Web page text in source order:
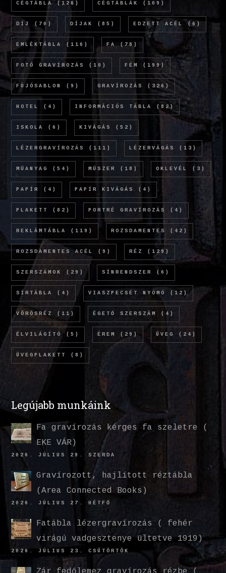
CÉGTÁBLA (126) CÉGTÁBLÁK (109)
DÍJ (70) DÍJAK (85) EDZETT ACÉL (6)
EMLÉKTÁBLA (116) FA (78)
FOTÓ GRAVÍROZÁS (10) FÉM (199)
FÚJÓSABLON (9) GRAVÍROZÁS (326)
HOTEL (4) INFORMÁCIÓS TÁBLA (82)
ISKOLA (6) KIVÁGÁS (52)
LÉZERGRAVÍROZÁS (111) LÉZERVÁGÁS (13)
MŰANYAG (54) MŰSZER (18) OKLEVÉL (3)
PAPÍR (4) PAPÍR KIVÁGÁS (4)
PLAKETT (82) PORTRÉ GRAVÍROZÁS (4)
REKLÁMTÁBLA (119) ROZSDAMENTES (42)
ROZSDAMENTES ACÉL (9) RÉZ (129)
SZERSZÁMOK (29) SÍNRENDSZER (6)
SÍRTÁBLA (4) VIASZPECSÉT NYOMÓ (12)
VÖRÖSRÉZ (11) ÉGETŐ SZERSZÁM (4)
ÉLVILÁGÍTÓ (5) ÉREM (29) ÜVEG (24)
ÜVEGPLAKETT (8)
Legújabb munkáink
Fa gravírozás kérges fa szeletre (
EKE VÁR)
2026. JÚLIUS 29. SZERDA
Gravírozott, hajlított réztábla
(Area Connected Books)
2026. JÚLIUS 27. HÉTFŐ
Fatábla lézergravírozás ( fehér
virágú vadgesztenye ültetve 1919)
2026. JÚLIUS 23. CSÜTÖRTÖK